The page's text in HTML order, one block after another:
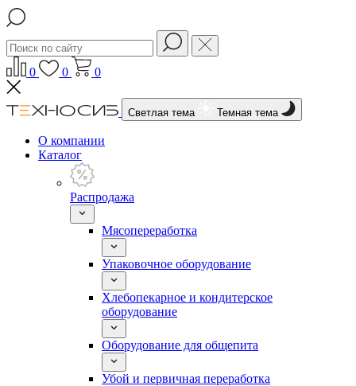
0 0 0
Светлая тема Темная тема
О компании
Каталог
Распродажа
Мясопереработка
Упаковочное оборудование
Хлебопекарное и кондитерское
оборудование
Оборудование для общепита
Убой и первичная переработка